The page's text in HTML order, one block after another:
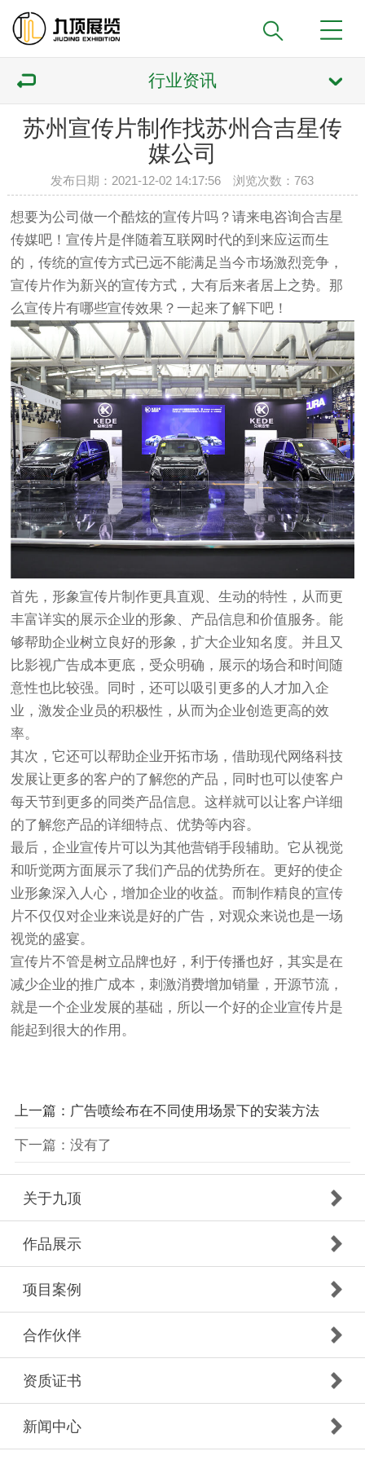
行业资讯
苏州宣传片制作找苏州合吉星传
媒公司
发布日期：2021-12-02 14:17:56 浏览次数：763
想要为公司做一个酷炫的宣传片吗？请来电咨询合吉星
传媒吧！宣传片是伴随着互联网时代的到来应运而生
的，传统的宣传方式已远不能满足当今市场激烈竞争，
宣传片作为新兴的宣传方式，大有后来者居上之势。那
么宣传片有哪些宣传效果？一起来了解下吧！
首先，形象宣传片制作更具直观、生动的特性，从而更
丰富详实的展示企业的形象、产品信息和价值服务。能
够帮助企业树立良好的形象，扩大企业知名度。并且又
比影视广告成本更底，受众明确，展示的场合和时间随
意性也比较强。同时，还可以吸引更多的人才加入企
业，激发企业员的积极性，从而为企业创造更高的效
率。
其次，它还可以帮助企业开拓市场，借助现代网络科技
发展让更多的客户的了解您的产品，同时也可以使客户
每天节到更多的同类产品信息。这样就可以让客户详细
的了解您产品的详细特点、优势等内容。
最后，企业宣传片可以为其他营销手段辅助。它从视觉
和听觉两方面展示了我们产品的优势所在。更好的使企
业形象深入人心，增加企业的收益。而制作精良的宣传
片不仅仅对企业来说是好的广告，对观众来说也是一场
视觉的盛宴。
宣传片不管是树立品牌也好，利于传播也好，其实是在
减少企业的推广成本，刺激消费增加销量，开源节流，
就是一个企业发展的基础，所以一个好的企业宣传片是
能起到很大的作用。
上一篇：广告喷绘布在不同使用场景下的安装方法
下一篇：没有了
关于九顶
作品展示
项目案例
合作伙伴
资质证书
新闻中心